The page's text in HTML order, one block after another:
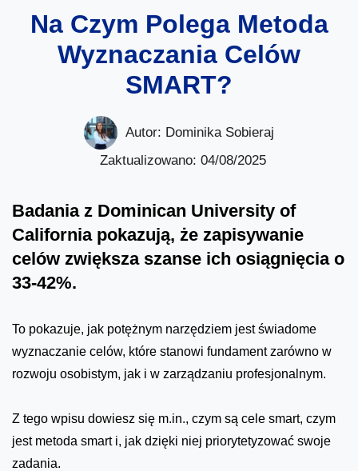
Na Czym Polega Metoda
Wyznaczania Celów
SMART?
Autor: Dominika Sobieraj
Zaktualizowano: 04/08/2025
Badania z Dominican University of
California pokazują, że zapisywanie
celów zwiększa szanse ich osiągnięcia o
33-42%.
To pokazuje, jak potężnym narzędziem jest świadome
wyznaczanie celów, które stanowi fundament zarówno w
rozwoju osobistym, jak i w zarządzaniu profesjonalnym.
Z tego wpisu dowiesz się m.in., czym są cele smart, czym
jest metoda smart i, jak dzięki niej priorytetyzować swoje
zadania.